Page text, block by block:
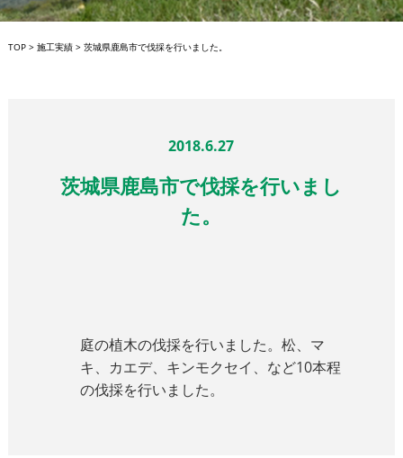
TOP> 施工実績> 茨城県鹿島市で伐採を行いました。
2018.6.27
茨城県鹿島市で伐採を行いまし
た。
庭の植木の伐採を行いました。松、マ
キ、カエデ、キンモクセイ、など10本程
の伐採を行いました。